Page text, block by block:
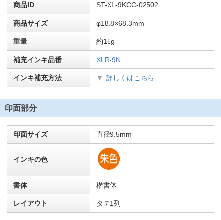
商品ID ST-XL-9KCC-02502
商品サイズ φ18.8×68.3mm
重量 約15g
補充インキ品番 XLR-9N
インキ補充方法 詳しくはこちら
印面部分
印面サイズ 直径9.5mm
インキの色
書体 楷書体
レイアウト タテ1列